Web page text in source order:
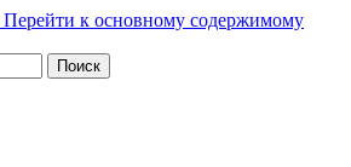
Перейти к основному содержимому
Поиск